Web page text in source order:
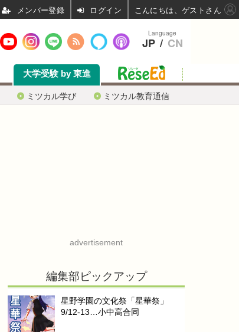
ミツカル学び ミツカル教育通信
大学受験 by 東進
advertisement
編集部ピックアップ
星野学園の文化祭「星華祭」
9/12-13…小中高合同
Language
JP / CN
ログイン こんにちは、ゲストさん